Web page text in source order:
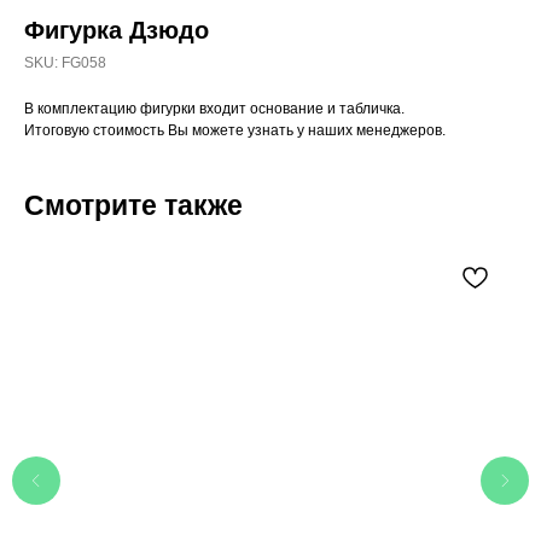
Фигурка Дзюдо
SKU: FG058
В комплектацию фигурки входит основание и табличка.
Итоговую стоимость Вы можете узнать у наших менеджеров.
Смотрите также